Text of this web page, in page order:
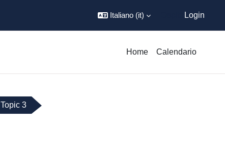
Italiano ‎(it)‎ Login
Home Calendario
Topic 3